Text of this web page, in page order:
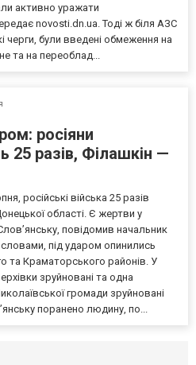
активно уражати
novosti.dn.ua. Тоді ж біля АЗС
черги, були введені обмеження на
та на переоблад...
росіяни
25 разів, Філашкін —
російські війська 25 разів
області. Є жертви у
повідомив начальник
під ударом опинились
та Краматорського районів. У
зруйновані та одна
громади зруйновані
поранено людину, по...